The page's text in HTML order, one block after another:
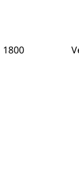
1800